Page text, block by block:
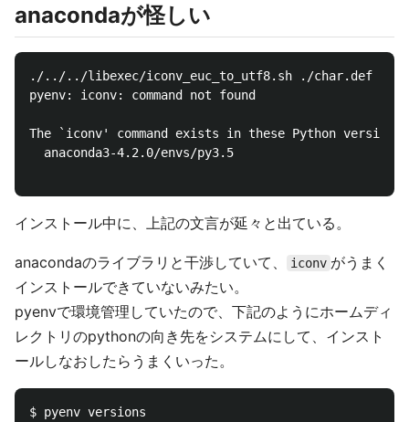
anacondaが怪しい
./../../libexec/iconv_euc_to_utf8.sh ./char.def
pyenv: iconv: command not found
The `iconv' command exists in these Python versions:
  anaconda3-4.2.0/envs/py3.5
インストール中に、上記の文言が延々と出ている。
anacondaのライブラリと干渉していて、 iconv がうまく
インストールできていないみたい。
pyenvで環境管理していたので、下記のようにホームディ
レクトリのpythonの向き先をシステムにして、インスト
ールしなおしたらうまくいった。
$ pyenv versions